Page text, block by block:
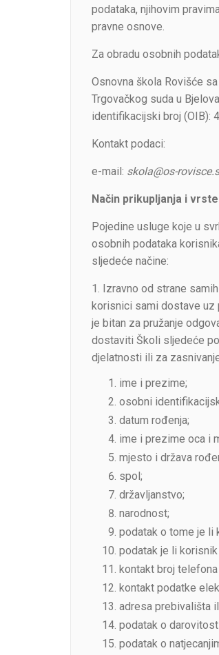
podataka, njihovim
pravne osnove.
Za obradu osobnih
Osnovna škola Rovišće
Trgovačkog suda u
identifikacijski broj (OIB):
Kontakt podaci:
e-mail: skola@os-
Način prikupljanja i
Pojedine usluge koje u
osobnih podataka
sljedeće načine:
1. Izravno od strane
korisnici sami dostave uz
je bitan za pružanje
dostaviti Školi sljedeće
djelatnosti ili za
ime i prezime;
osobni
datum rođenja;
ime i prezime oca i
mjesto i država
spol;
državljanstvo;
narodnost;
podatak o tome je li
podatak je li
kontakt broj
kontakt podatke
adresa prebivališta
podatak o
podatak o